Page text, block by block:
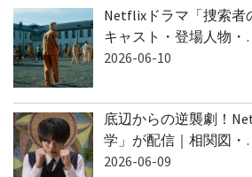
Netflixドラマ「捜索者
キャスト・登場人物
2026-06-10
底辺からの逆襲劇！
学」が配信｜相関図
2026-06-09